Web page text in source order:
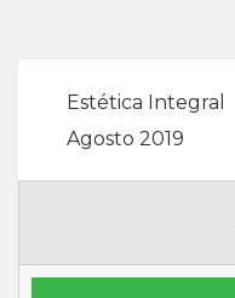
Estética Integral
Agosto 2019